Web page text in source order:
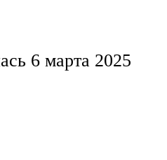
6 марта 2025